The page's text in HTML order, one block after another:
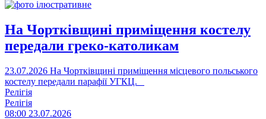
На Чортківщині приміщення костелу
передали греко-католикам
23.07.2026 На Чортківщині приміщення місцевого польського
костелу передали парафії УГКЦ.
Релігія
Релігія
08:00 23.07.2026